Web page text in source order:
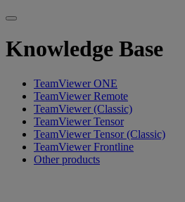
Knowledge Base
TeamViewer ONE
TeamViewer Remote
TeamViewer (Classic)
TeamViewer Tensor
TeamViewer Tensor (Classic)
TeamViewer Frontline
Other products